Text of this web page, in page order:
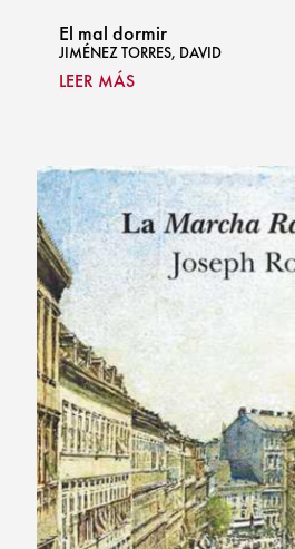
El mal dormir
JIMÉNEZ TORRES, DAVID
LEER MÁS